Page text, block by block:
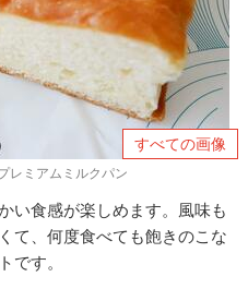
すべての画像
レミアムミルクパン
い食感が楽しめます。風味も
て、何度食べても飽きのこな
です。